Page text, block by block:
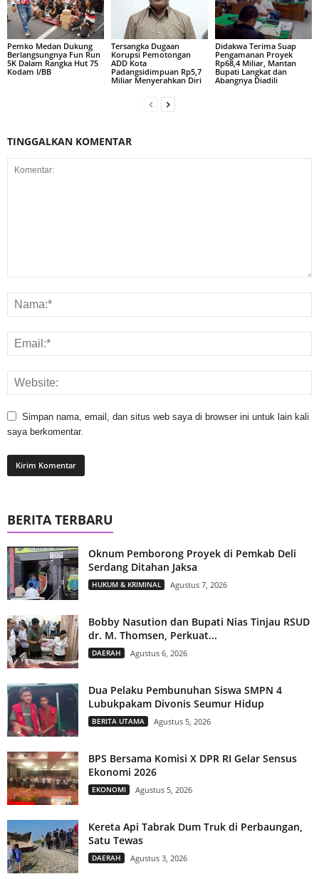
Pemko Medan Dukung
Berlangsungnya Fun Run
5K Dalam Rangka Hut 75
Kodam I/BB
Tersangka Dugaan
Korupsi Pemotongan
ADD Kota
Padangsidimpuan Rp5,7
Miliar Menyerahkan Diri
Didakwa Terima Suap
Pengamanan Proyek
Rp68,4 Miliar, Mantan
Bupati Langkat dan
Abangnya Diadili
TINGGALKAN KOMENTAR
Simpan nama, email, dan situs web saya di browser ini untuk lain kali
saya berkomentar.
BERITA TERBARU
Oknum Pemborong Proyek di Pemkab Deli
Serdang Ditahan Jaksa
HUKUM & KRIMINAL Agustus 7, 2026
Bobby Nasution dan Bupati Nias Tinjau RSUD
dr. M. Thomsen, Perkuat...
DAERAH Agustus 6, 2026
Dua Pelaku Pembunuhan Siswa SMPN 4
Lubukpakam Divonis Seumur Hidup
BERITA UTAMA Agustus 5, 2026
BPS Bersama Komisi X DPR RI Gelar Sensus
Ekonomi 2026
EKONOMI Agustus 5, 2026
Kereta Api Tabrak Dum Truk di Perbaungan,
Satu Tewas
DAERAH Agustus 3, 2026